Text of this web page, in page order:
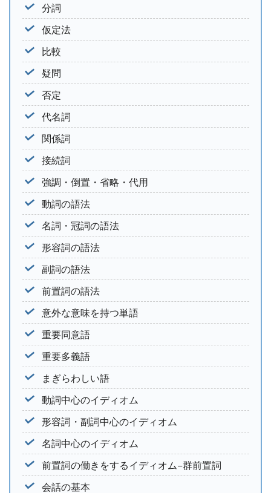
分詞
仮定法
比較
疑問
否定
代名詞
関係詞
接続詞
強調・倒置・省略・代用
動詞の語法
名詞・冠詞の語法
形容詞の語法
副詞の語法
前置詞の語法
意外な意味を持つ単語
重要同意語
重要多義語
まぎらわしい語
動詞中心のイディオム
形容詞・副詞中心のイディオム
名詞中心のイディオム
前置詞の働きをするイディオム−群前置詞
会話の基本